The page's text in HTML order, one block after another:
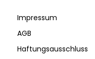
Impressum
AGB
Haftungsausschluss